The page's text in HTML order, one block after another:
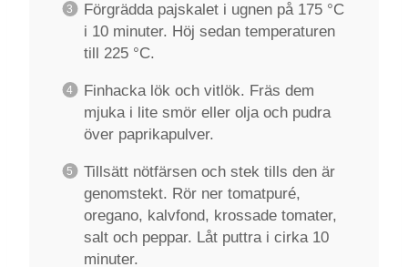
Förgrädda pajskalet i ugnen på 175 °C
i 10 minuter. Höj sedan temperaturen
till 225 °C.
Finhacka lök och vitlök. Fräs dem
mjuka i lite smör eller olja och pudra
över paprikapulver.
Tillsätt nötfärsen och stek tills den är
genomstekt. Rör ner tomatpuré,
oregano, kalvfond, krossade tomater,
salt och peppar. Låt puttra i cirka 10
minuter.